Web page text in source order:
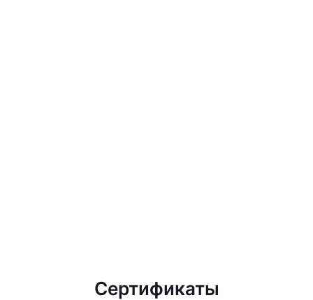
Сертификаты